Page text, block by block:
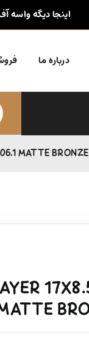
اینجا دیگه واسه
درباره ما
MATTE BRONZE